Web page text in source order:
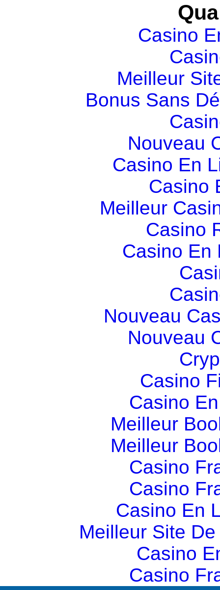
Casino
Meilleur
Bonus Sans
Nouveau
Casino En
Casino
Meilleur
Casino
Casino En
Nouveau
Nouveau
Casino
Casino
Meilleur
Meilleur
Casino
Casino
Casino En
Meilleur Site
Casino
Casino